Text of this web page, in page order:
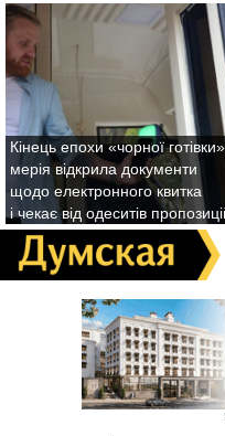
Кінець епохи «чорної
мерія відкрила документи
щодо електронного квитка
і чекає від одеситів